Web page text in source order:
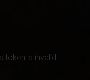
token is invalid.